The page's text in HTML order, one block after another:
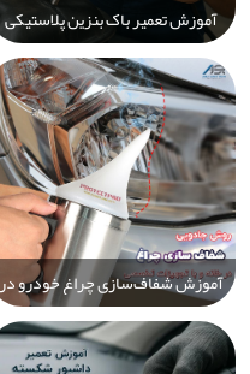
آموزش تعمیر باک بنزین پلاستیکی
خودرو با دستگاه جوش پلاستیک
Prolektro: راه‌حل ایمن و اقتصادی
آموزش شفاف‌سازی چراغ خودرو در
خانه: راهنمای گام‌به‌گام برای ترمیم،
پولیش و بازگرداندن شفافیت
چراغ‌ها به‌صورت سریع و آسان